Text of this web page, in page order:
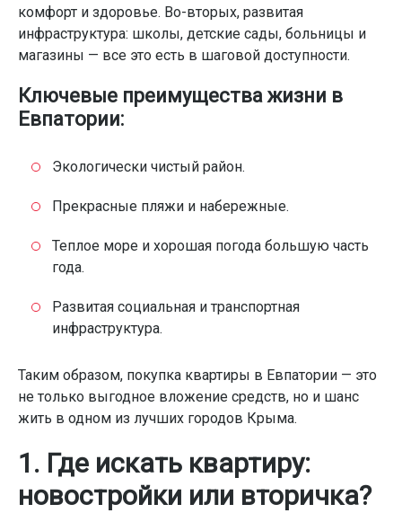
комфорт и здоровье. Во-вторых, развитая
инфраструктура: школы, детские сады, больницы и
магазины — все это есть в шаговой доступности.
Ключевые преимущества жизни в
Евпатории:
Экологически чистый район.
Прекрасные пляжи и набережные.
Теплое море и хорошая погода большую часть
года.
Развитая социальная и транспортная
инфраструктура.
Таким образом, покупка квартиры в Евпатории — это
не только выгодное вложение средств, но и шанс
жить в одном из лучших городов Крыма.
1. Где искать квартиру:
новостройки или вторичка?